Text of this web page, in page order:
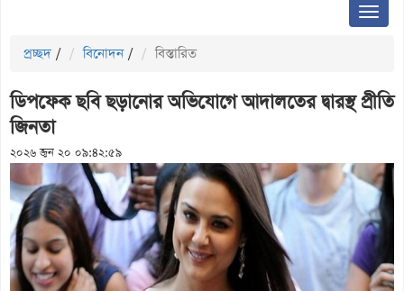
প্রচ্ছদ / বিনোদন / বিস্তারিত
ডিপফেক ছবি ছড়ানোর অভিযোগে আদালতের দ্বারস্থ প্রীতি
জিনতা
২০২৬ জুন ২০ ০৯:৪২:৫৯